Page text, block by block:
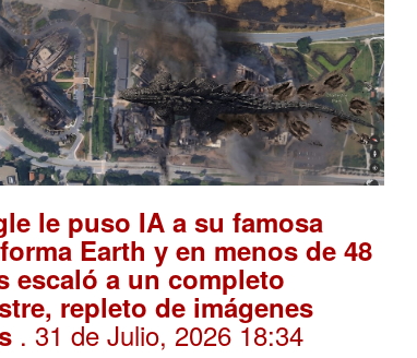
le puso IA a su famosa
Earth y en menos de 48
escaló a un completo
repleto de imágenes
. 31 de Julio, 2026 18:34